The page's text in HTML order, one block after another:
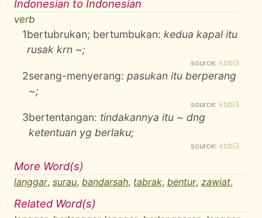
Indonesian to Indonesian
verb
1bertubrukan; bertumbukan:kedua kapal itu
rusak krn ~;
source: kbbi3
2serang-menyerang:pasukan itu berperang
~;
source: kbbi3
3bertentangan: tindakannya itu ~ dng
ketentuan yg berlaku;
source: kbbi3
More Word(s)
langgar, surau, bandarsah, tabrak, bentur, zawiat,
Related Word(s)